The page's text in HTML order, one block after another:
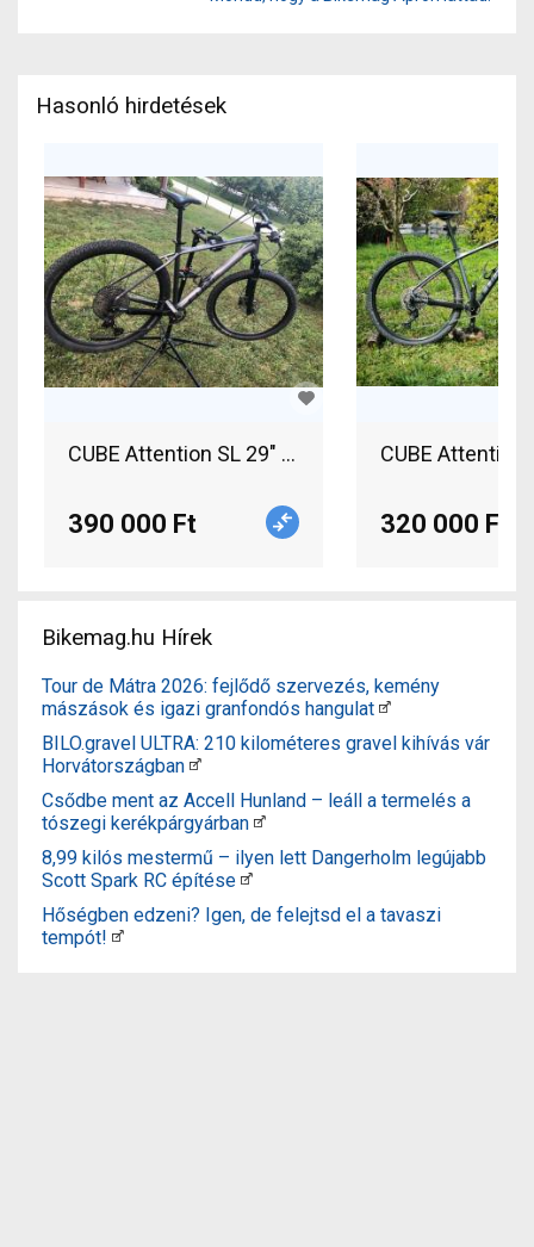
Hasonló hirdetések
CUBE Attention SL 29" XL-es vázzal Mountain
390 000 Ft
CUBE Attention
320 000 Ft
Bikemag.hu Hírek
Tour de Mátra 2026: fejlődő szervezés, kemény
mászások és igazi granfondós hangulat
BILO.gravel ULTRA: 210 kilométeres gravel kihívás vár
Horvátországban
Csődbe ment az Accell Hunland – leáll a termelés a
tószegi kerékpárgyárban
8,99 kilós mestermű – ilyen lett Dangerholm legújabb
Scott Spark RC építése
Hőségben edzeni? Igen, de felejtsd el a tavaszi
tempót!